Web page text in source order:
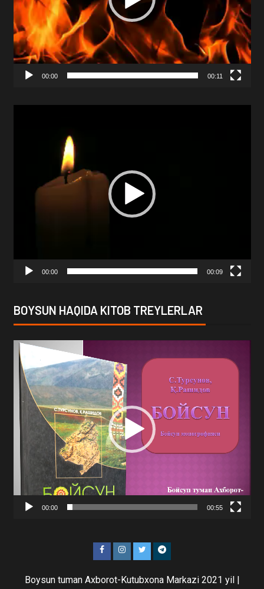
00:00 00:11
00:00 00:09
BOYSUN HAQIDA KITOB TREYLERLAR
Video
Player
00:00 00:55
Boysun tuman Axborot-Kutubxona Markazi 2021 yil |